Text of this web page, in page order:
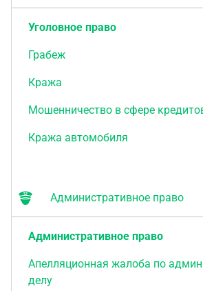
Уголовное право
Грабеж
Кража
Мошенничество в сфере
Кража автомобиля
Административное право
Административное право
Апелляционная жалоба по
делу